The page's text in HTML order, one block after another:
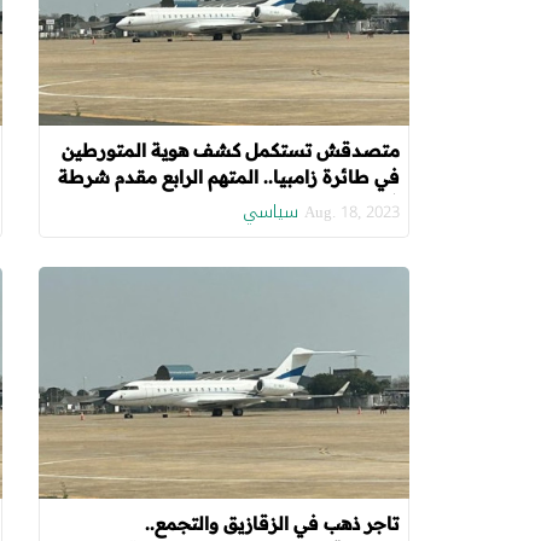
متصدقش تستكمل كشف هوية المتورطين
في طائرة زامبيا.. المتهم الرابع مقدم شرطة
في وزارة الداخلية (الجزء الرابع)
Aug. 18, 2023 سياسي
تاجر ذهب في الزقازيق والتجمع..